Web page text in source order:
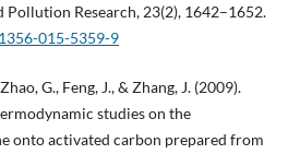
Pollution Research, 23(2), 1642–1652.
015-5359-9
G., Feng, J., & Zhang, J. (2009).
studies on the
onto activated carbon prepared from